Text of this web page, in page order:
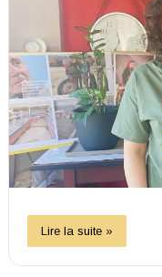
Lire la suite »